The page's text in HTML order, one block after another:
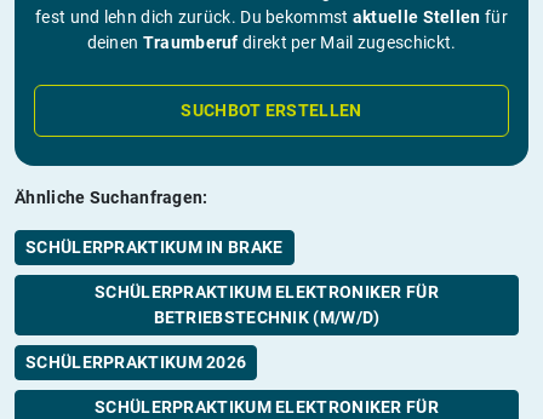
fest und lehn dich zurück. Du bekommst aktuelle Stellen für
deinen Traumberuf direkt per Mail zugeschickt.
SUCHBOT ERSTELLEN
Ähnliche Suchanfragen:
SCHÜLERPRAKTIKUM IN BRAKE
SCHÜLERPRAKTIKUM ELEKTRONIKER FÜR
BETRIEBSTECHNIK (M/W/D)
SCHÜLERPRAKTIKUM 2026
SCHÜLERPRAKTIKUM ELEKTRONIKER FÜR